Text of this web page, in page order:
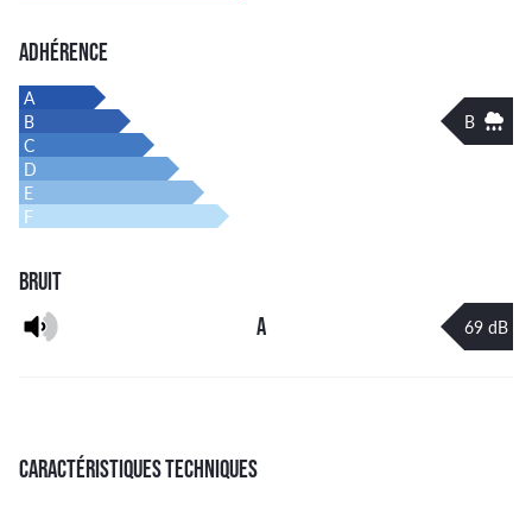
ADHÉRENCE
A
B
B
C
D
E
F
BRUIT
A
69 dB
CARACTÉRISTIQUES TECHNIQUES